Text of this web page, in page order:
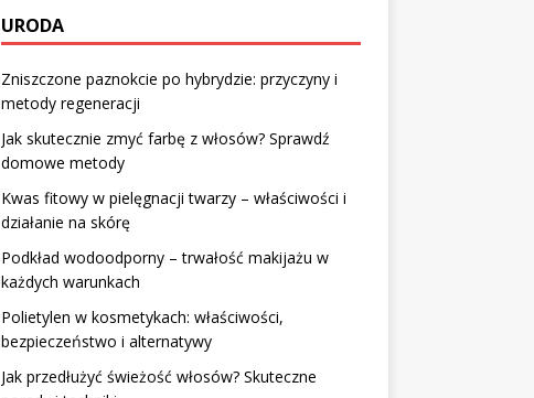
URODA
Zniszczone paznokcie po hybrydzie: przyczyny i
metody regeneracji
Jak skutecznie zmyć farbę z włosów? Sprawdź
domowe metody
Kwas fitowy w pielęgnacji twarzy – właściwości i
działanie na skórę
Podkład wodoodporny – trwałość makijażu w
każdych warunkach
Polietylen w kosmetykach: właściwości,
bezpieczeństwo i alternatywy
Jak przedłużyć świeżość włosów? Skuteczne